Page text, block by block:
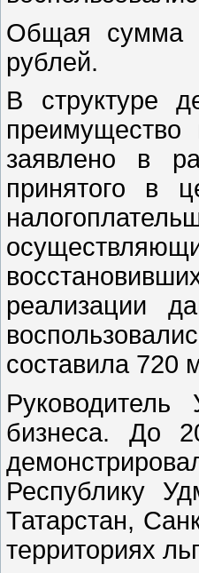
Общая сумма
рублей.
В структуре
заявлено в
принятого в
реализации
составила 720
бизнеса. До
Республику
Татарстан,
территориях